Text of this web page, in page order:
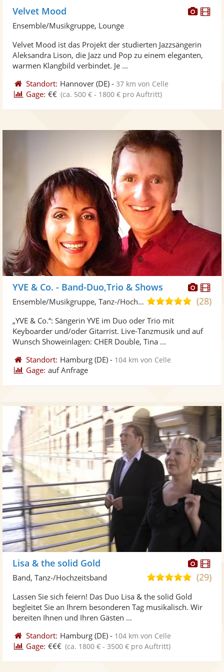
Fotos
Velvet Mood
Ensemble/Musikgruppe, Lounge
Velvet Mood ist das Projekt der studierten Jazzsängerin
Aleksandra Lison, die Jazz und Pop zu einem eleganten,
warmen Klangbild verbindet. Je ...
Standort: Hannover (DE) -37 km von Celle
Gage: €€ (ca. 500 € - 1800 € pro Auftritt)
YVE & Co. - Band-Duo,Trio & Shows
5,0(28)
Ensemble/Musikgruppe, Tanz-/Hochzeitsband
„YVE & Co.“: Sängerin YVE im Duo oder Trio mit
Keyboarder und/oder Gitarrist. Live-Tanzmusik und auf
Wunsch Showeinlagen: CHER Double, Tina ...
Standort: Hamburg (DE) - 104 km von Celle
Gage: auf Anfrage
Lisa & the solid Gold
5,0
5
(29)
Band, Tanz-/Hochzeitsband
Lassen Sie sich feiern! Das Duo Lisa & the solid Gold
begleitet Sie an Ihrem besonderen Tag musikalisch. Wir
bereiten Ihnen und Ihren Gästen ...
Standort: Hamburg (DE) - 104 km von Celle
Gage: €€€ (ca. 1800 € - 3500 € pro Auftritt)